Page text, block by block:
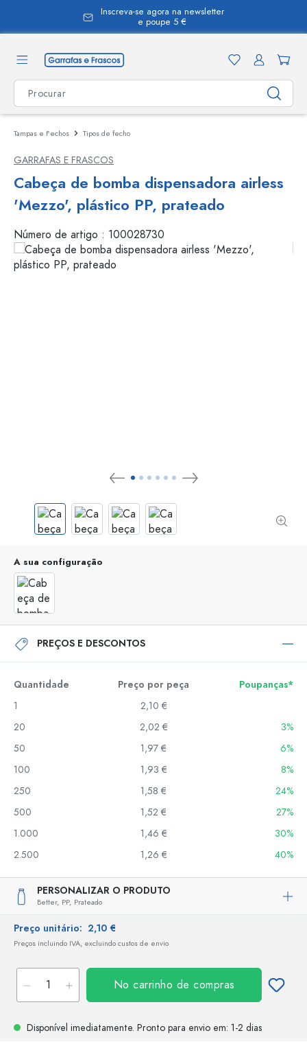
Inscreva-se agora na newsletter
e poupe 5 €
Tampas e Fechos Tipos de fecho
GARRAFAS E FRASCOS
Cabeça de bomba dispensadora airless
'Mezzo', plástico PP, prateado
Número de artigo : 100028730
A sua configuração
PREÇOS E DESCONTOS
Quantidade Preço por peça
Poupanças*
1
2,10 €
20
2,02 €
3%
50
1,97 €
6%
100
1,93 €
8%
250
1,58 €
24%
500
1,52 €
27%
1.000
1,46 €
30%
2.500
1,26 € 40%
PERSONALIZAR O PRODUTO
Better, PP, Prateado
Preço unitário: 2,10 €
Preços incluindo IVA, excluindo custos de envio
No carrinho de compras
Disponível imediatamente. Pronto para envio em: 1-2 dias